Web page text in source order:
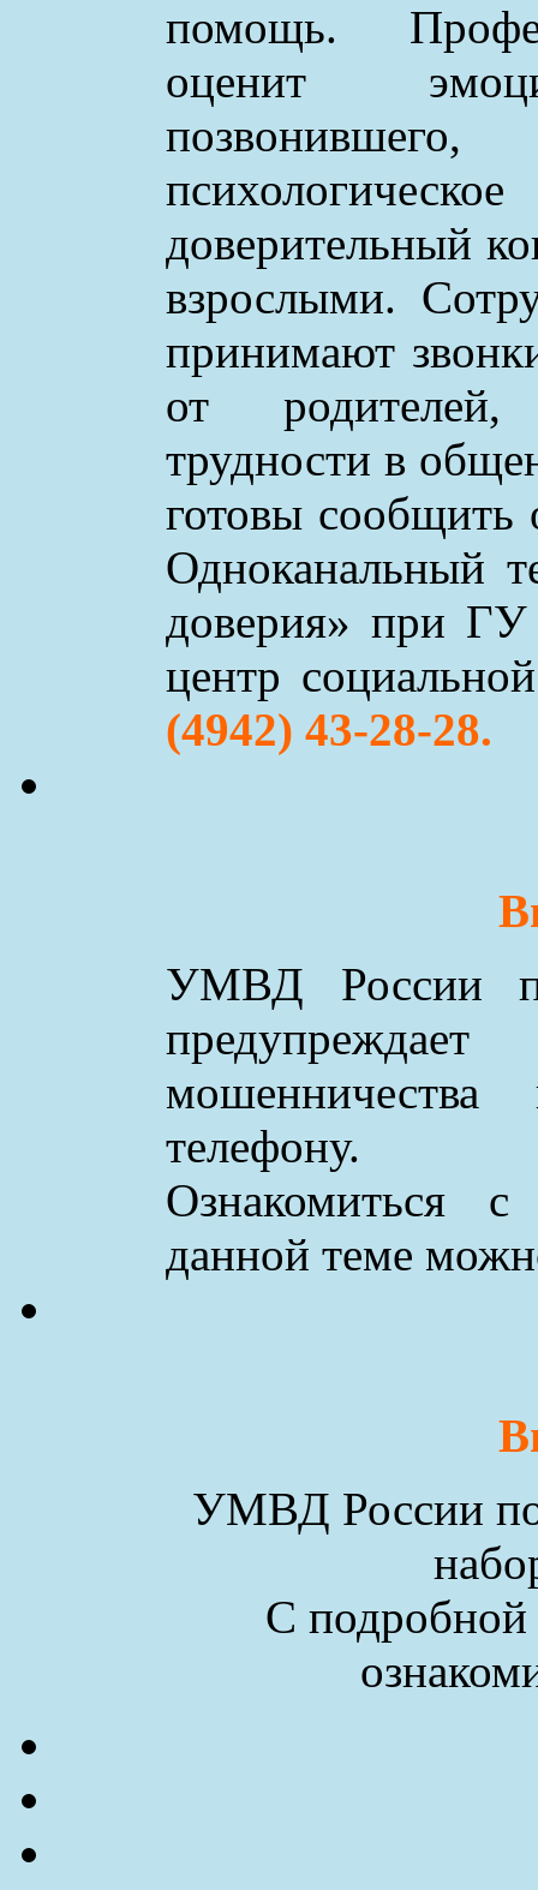
помощь.
оценит
доверительный
взрослыми.
принимают
от
трудности в
готовы сообщить
Одноканальный
доверия» при ГУ
центр
(4942) 43-28-28.
УМВД России
телефону.
Ознакомиться
данной теме
УМВД России по
С